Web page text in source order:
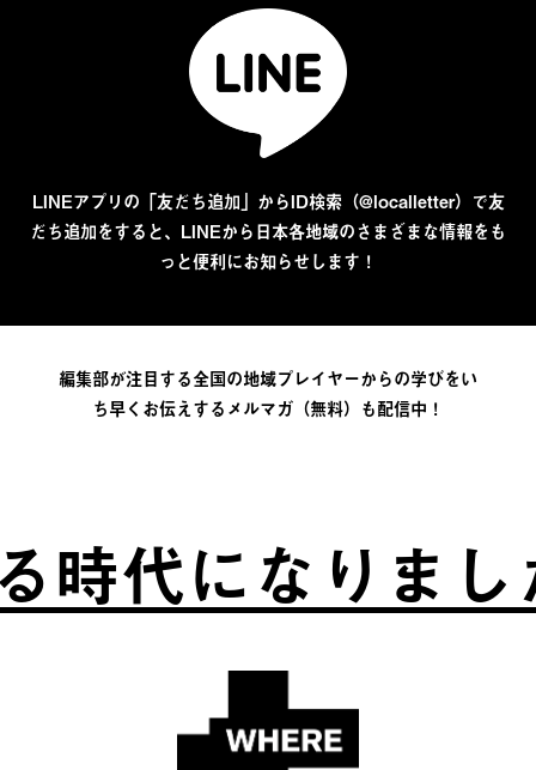
LINEアプリの「友だち追加」からID検索（@localletter）で友
だち追加をすると、LINEから日本各地域のさまざまな情報をも
っと便利にお知らせします！
編集部が注目する全国の地域プレイヤーからの学びをい
ち早くお伝えするメルマガ（無料）も配信中！
代になりました